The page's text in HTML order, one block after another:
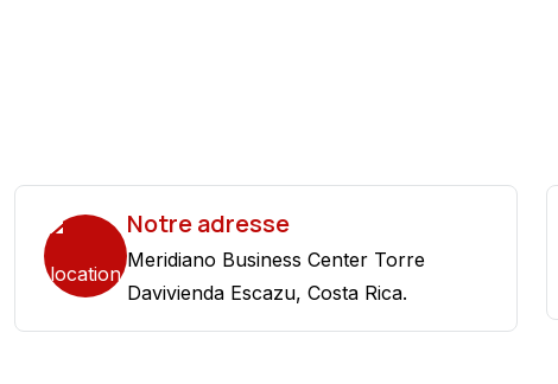
Notre adresse
Meridiano Business Center Torre
Davivienda Escazu, Costa Rica.